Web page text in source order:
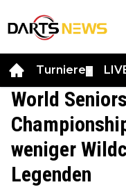
Turniere
World
weniger
Legenden